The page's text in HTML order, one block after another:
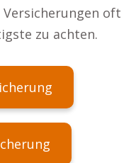
Versicherungen oft
zu achten.